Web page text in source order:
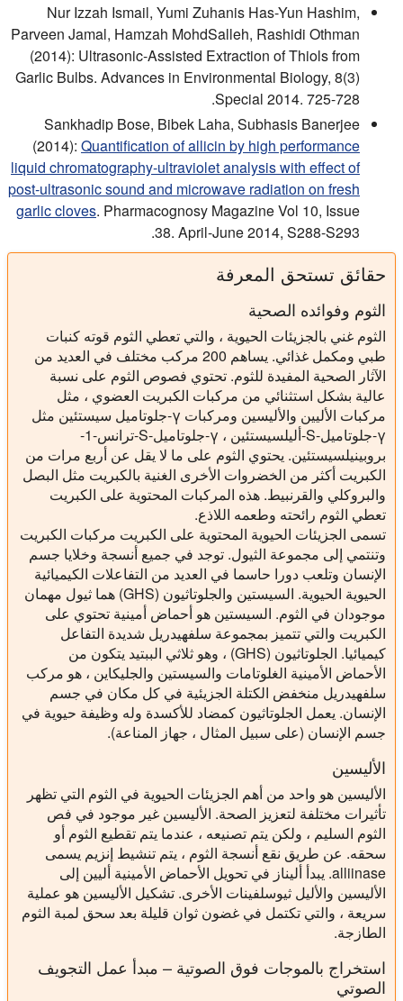
Nur Izzah Ismail, Yumi Zuhanis Has-Yun Hashim,
Parveen Jamal, Hamzah MohdSalleh, Rashidi Othman
(2014): Ultrasonic-Assisted Extraction of Thiols from
Garlic Bulbs. Advances in Environmental Biology, 8(3)
Special 2014. 725-728.
Sankhadip Bose, Bibek Laha, Subhasis Banerjee
(2014): Quantification of allicin by high performance
liquid chromatography‐ultraviolet analysis with effect of
post‐ultrasonic sound and microwave radiation on fresh
garlic cloves. Pharmacognosy Magazine Vol 10, Issue
38. April-June 2014, S288-S293.
حقائق تستحق المعرفة
الثوم وفوائده الصحية
الثوم غني بالجزيئات الحيوية ، والتي تعطي الثوم قوته كنبات
طبي ومكمل غذائي. يساهم 200 مركب مختلف في العديد من
الآثار الصحية المفيدة للثوم. تحتوي فصوص الثوم على نسبة
عالية بشكل استثنائي من مركبات الكبريت العضوي ، مثل
مركبات الأليين والأليسين ومركبات γ-جلوتاميل سيستئين مثل
γ-جلوتاميل-S-أليلسيستئين ، γ-جلوتاميل-S-ترانس-1-
بروبينيلسيستئين. يحتوي الثوم على ما لا يقل عن أربع مرات من
الكبريت أكثر من الخضروات الأخرى الغنية بالكبريت مثل البصل
والبروكلي والقرنبيط. هذه المركبات المحتوية على الكبريت
تعطي الثوم رائحته وطعمه اللاذع.
تسمى الجزيئات الحيوية المحتوية على الكبريت مركبات الكبريت
وتنتمي إلى مجموعة الثيول. توجد في جميع أنسجة وخلايا جسم
الإنسان وتلعب دورا حاسما في العديد من التفاعلات الكيميائية
الحيوية الحيوية. السيستين والجلوتاثيون (GHS) هما ثيول مهمان
موجودان في الثوم. السيستين هو أحماض أمينية تحتوي على
الكبريت والتي تتميز بمجموعة سلفهيدريل شديدة التفاعل
كيميائيا. الجلوتاثيون (GHS) ، وهو ثلاثي الببتيد يتكون من
الأحماض الأمينية الغلوتامات والسيستين والجليكاين ، هو مركب
سلفهيدريل منخفض الكتلة الجزيئية في كل مكان في جسم
الإنسان. يعمل الجلوتاثيون كمضاد للأكسدة وله وظيفة حيوية في
جسم الإنسان (على سبيل المثال ، جهاز المناعة).
الأليسين
الأليسين هو واحد من أهم الجزيئات الحيوية في الثوم التي تظهر
تأثيرات مختلفة لتعزيز الصحة. الأليسين غير موجود في فص
الثوم السليم ، ولكن يتم تصنيعه ، عندما يتم تقطيع الثوم أو
سحقه. عن طريق نقع أنسجة الثوم ، يتم تنشيط إنزيم يسمى
alliinase. يبدأ أليناز في تحويل الأحماض الأمينية أليين إلى
الأليسين والأليل ثيوسلفينات الأخرى. تشكيل الأليسين هو عملية
سريعة ، والتي تكتمل في غضون ثوان قليلة بعد سحق لمبة الثوم
الطازجة.
استخراج بالموجات فوق الصوتية – مبدأ عمل التجويف
الصوتي